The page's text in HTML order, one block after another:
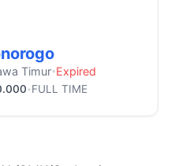
Timur•Expired
•FULL TIME